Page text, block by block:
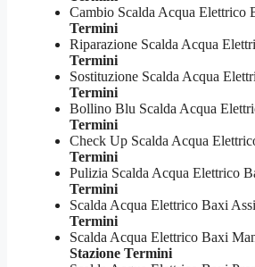
Cambio Scalda Acqua Elettrico
Termini
Riparazione Scalda Acqua
Termini
Sostituzione Scalda Acqua
Termini
Bollino Blu Scalda Acqua
Termini
Check Up Scalda Acqua
Termini
Pulizia Scalda Acqua Elettrico
Termini
Scalda Acqua Elettrico Baxi
Termini
Scalda Acqua Elettrico Baxi
Stazione Termini